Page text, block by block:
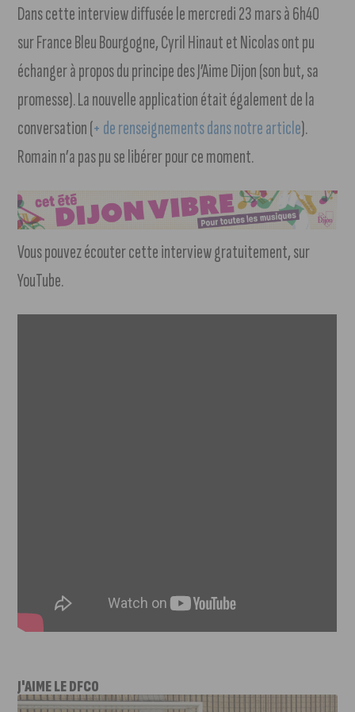
Dans cette interview diffusée le mercredi 23 mars à 6h40
sur France Bleu Bourgogne, Cyril Hinaut et Nicolas ont pu
échanger à propos du principe des J’Aime Dijon (son but, sa
promesse). La nouvelle application était également de la
conversation (+ de renseignements dans notre article).
Romain n’a pas pu se libérer pour ce moment.
Vous pouvez écouter cette interview gratuitement, sur
YouTube.
J'AIME LE DFCO